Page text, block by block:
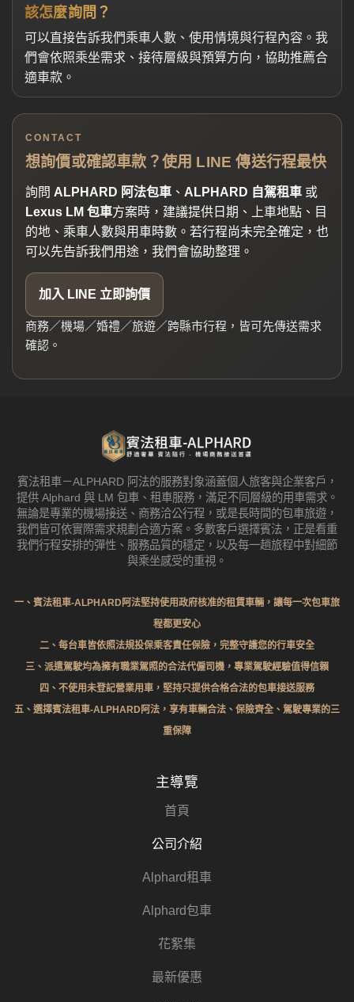
該怎麼詢問？
可以直接告訴我們乘車人數、使用情境與行程內容。我
們會依照乘坐需求、接待層級與預算方向，協助推薦合
適車款。
CONTACT
想詢價或確認車款？使用 LINE 傳送行程最快
詢問 ALPHARD 阿法包車 、 ALPHARD 自駕租車 或
Lexus LM 包車方案時，建議提供日期、上車地點、目
的地、乘車人數與用車時數。若行程尚未完全確定，也
可以先告訴我們用途，我們會協助整理。
加入 LINE 立即詢價
商務／機場／婚禮／旅遊／跨縣市行程，皆可先傳送需求
確認。
賓法租車－ALPHARD 阿法的服務對象涵蓋個人旅客與企業客戶，
提供 Alphard 與 LM 包車、租車服務，滿足不同層級的用車需求。
無論是專業的機場接送、商務洽公行程，或是長時間的包車旅遊，
我們皆可依實際需求規劃合適方案。多數客戶選擇賓法，正是看重
我們行程安排的彈性、服務品質的穩定，以及每一趟旅程中對細節
與乘坐感受的重視。
一、賓法租車-ALPHARD阿法堅持使用政府核准的租賃車輛，讓每一次包車旅
程都更安心
二、每台車皆依照法規投保乘客責任保險，完整守護您的行車安全
三、派遣駕駛均為擁有職業駕照的合法代僱司機，專業駕駛經驗值得信賴
四、不使用未登記營業用車，堅持只提供合格合法的包車接送服務
五、選擇賓法租車-ALPHARD阿法，享有車輛合法、保險齊全、駕駛專業的三
重保障
主導覽
首頁
公司介紹
Alphard租車
Alphard包車
花絮集
最新優惠